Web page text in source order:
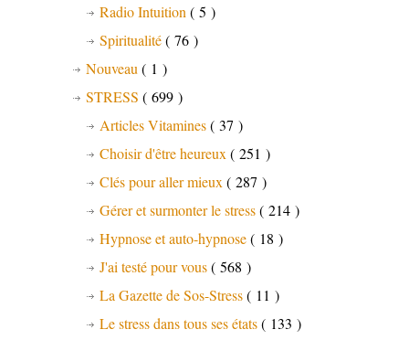
Radio Intuition ( 5 )
Spiritualité( 76 )
Nouveau ( 1 )
STRESS ( 699 )
Articles Vitamines( 37 )
Choisir d'être heureux ( 251 )
Clés pour aller mieux ( 287 )
Gérer et surmonter le stress( 214 )
Hypnose et auto-hypnose( 18 )
J'ai testé pour vous( 568 )
La Gazette de Sos-Stress( 11 )
Le stress dans tous ses états( 133 )